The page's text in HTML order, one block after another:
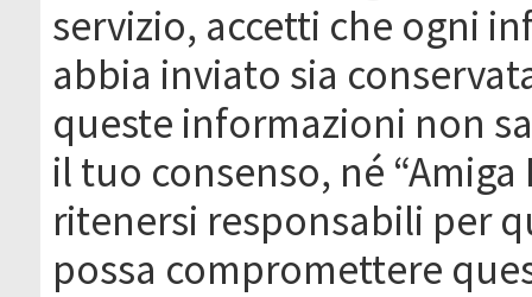
servizio, accetti che ogni
abbia inviato sia
queste informazioni non
il tuo consenso, né
ritenersi responsabili per
possa compromettere